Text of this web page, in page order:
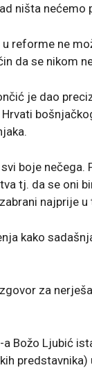
ništa nećemo
reforme ne
da se nikom
je dao
Hrvati
boje
tj. da se oni
najprije
kako
za
a Božo Ljubić